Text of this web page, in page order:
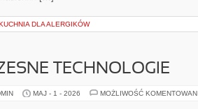
DLA ALERGIKÓW
TECHNOLOGIE
MAJ - 1 - 2026 MOŻLIWOŚĆ